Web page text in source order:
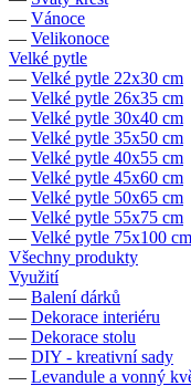
— Vánoce
— Velikonoce
Velké pytle
— Velké pytle 22x30 cm
— Velké pytle 26x35 cm
— Velké pytle 30x40 cm
— Velké pytle 35x50 cm
— Velké pytle 40x55 cm
— Velké pytle 45x60 cm
— Velké pytle 50x65 cm
— Velké pytle 55x75 cm
— Velké pytle 75x100 cm
Všechny produkty
Využití
— Balení dárků
— Dekorace interiéru
— Dekorace stolu
— DIY - kreativní sady
— Levandule a vonný